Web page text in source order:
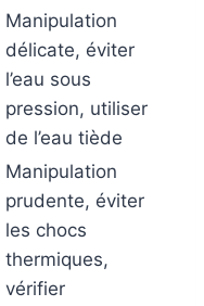
Manipulation
délicate, éviter
l’eau sous
pression, utiliser
de l’eau tiède
Manipulation
prudente, éviter
les chocs
thermiques,
vérifier